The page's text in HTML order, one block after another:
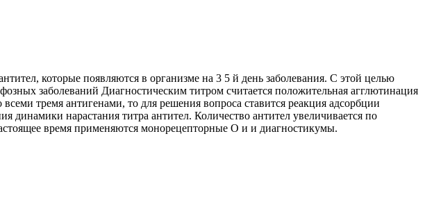
которые появляются в организме на 3 5 й день заболевания. С этой целью
заболеваний Диагностическим титром считается положительная агглютинация
тремя антигенами, то для решения вопроса ставится реакция адсорбции
динамики нарастания титра антител. Количество антител увеличивается по
время применяются монорецепторные О и и диагностикумы.